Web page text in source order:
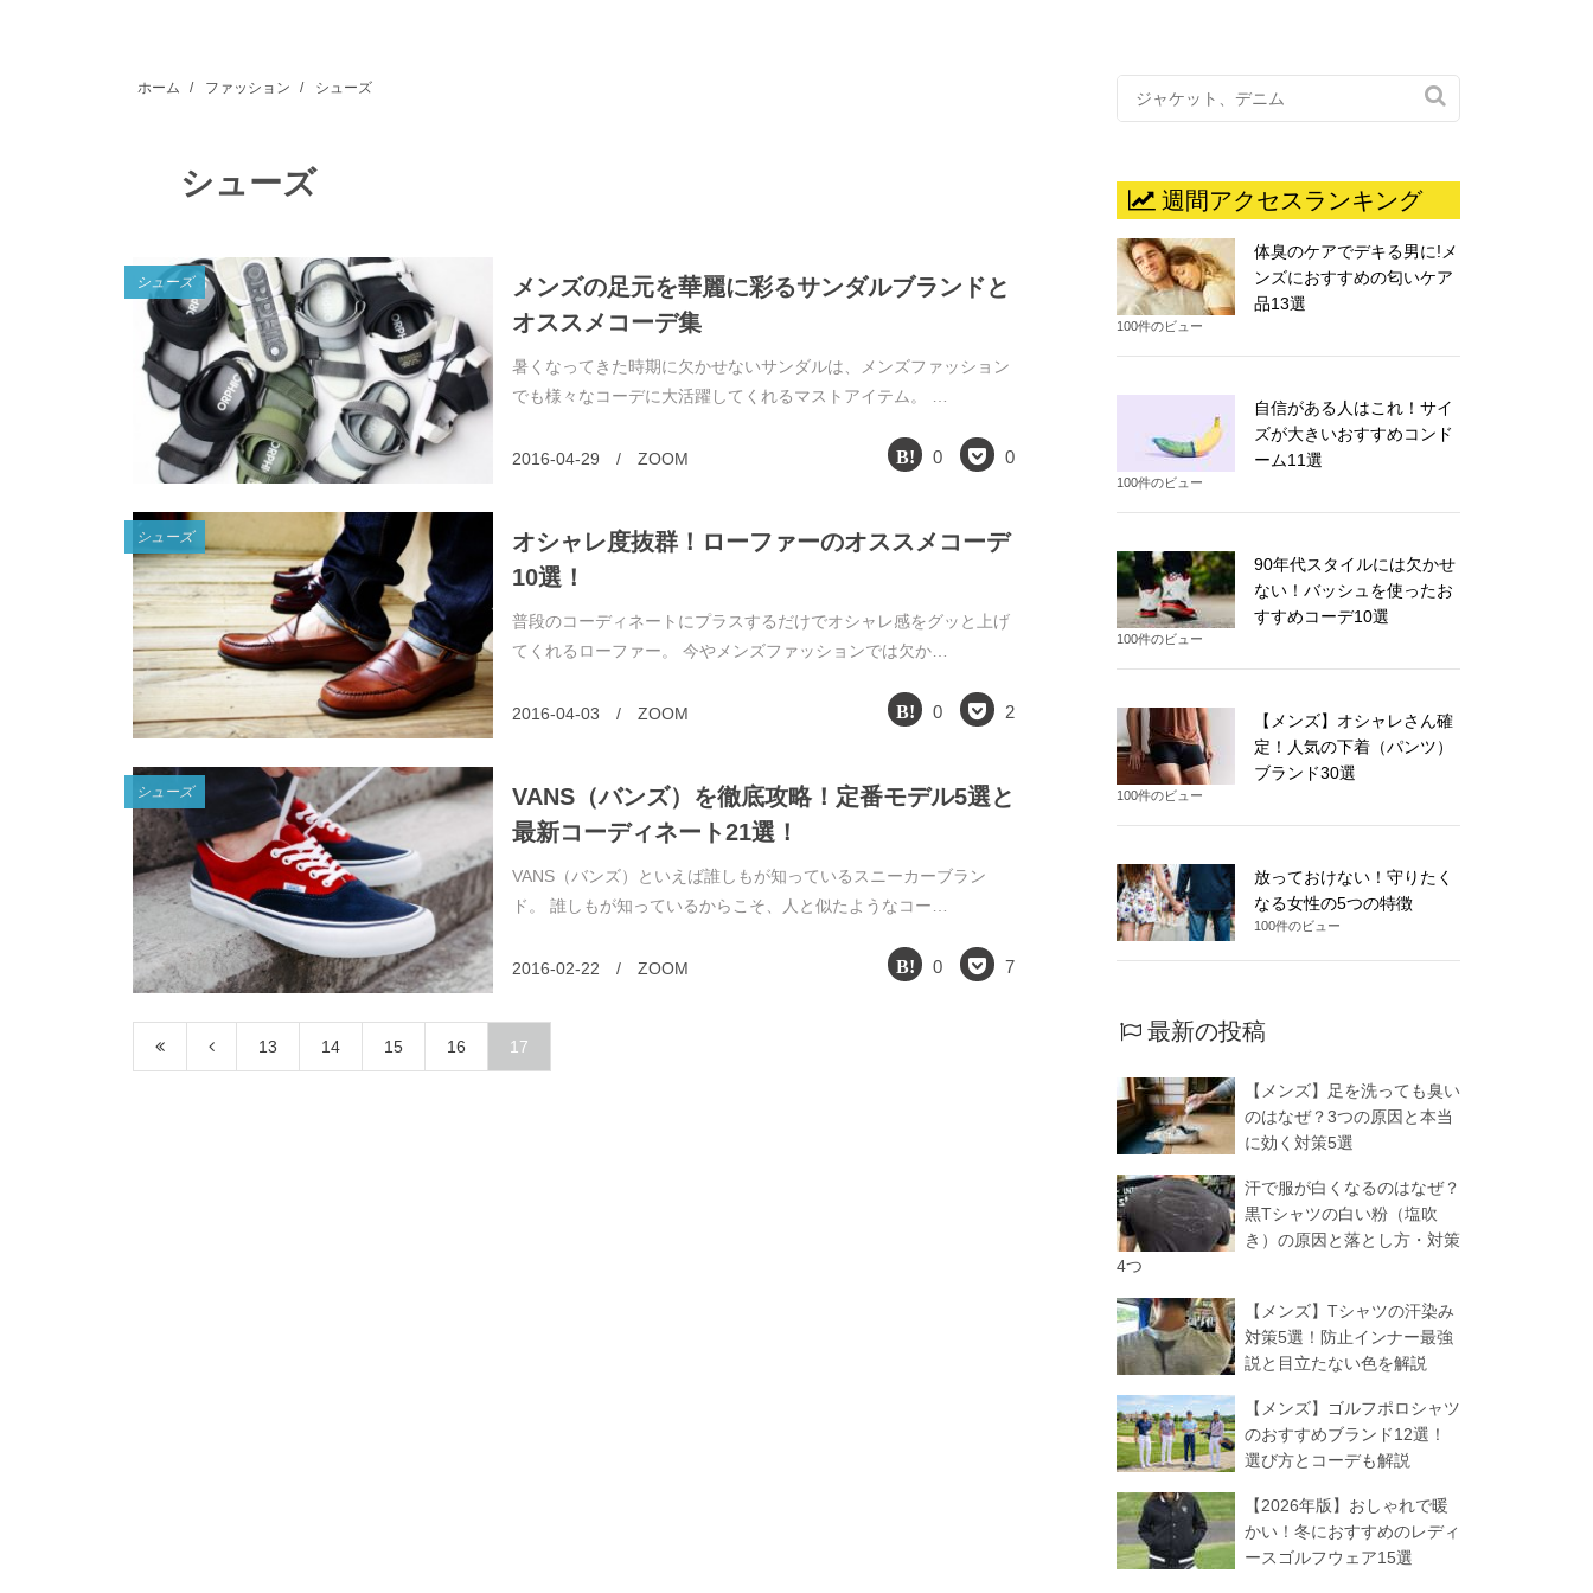
ホーム / ファッション / シューズ
シューズ
シューズ
メンズの足元を華麗に彩るサンダルブランドと
オススメコーデ集
暑くなってきた時期に欠かせないサンダルは、メンズファッション
でも様々なコーデに大活躍してくれるマストアイテム。 …
2016-04-29 / ZOOM 0 0
シューズ
オシャレ度抜群！ローファーのオススメコーデ
10選！
普段のコーディネートにプラスするだけでオシャレ感をグッと上げ
てくれるローファー。 今やメンズファッションでは欠か…
2016-04-03 / ZOOM 0 2
シューズ
VANS（バンズ）を徹底攻略！定番モデル5選と
最新コーディネート21選！
VANS（バンズ）といえば誰しもが知っているスニーカーブラン
ド。 誰しもが知っているからこそ、人と似たようなコー…
2016-02-22 / ZOOM 0 7
13 14 15 16 17

週間アクセスランキング
体臭のケアでデキる男に!メ
ンズにおすすめの匂いケア
品13選
100件のビュー
自信がある人はこれ！サイ
ズが大きいおすすめコンド
ーム11選
100件のビュー
90年代スタイルには欠かせ
ない！バッシュを使ったお
すすめコーデ10選
100件のビュー
【メンズ】オシャレさん確
定！人気の下着（パンツ）
ブランド30選
100件のビュー
放っておけない！守りたく
なる女性の5つの特徴
100件のビュー
最新の投稿
【メンズ】足を洗っても臭い
のはなぜ？3つの原因と本当
に効く対策5選
汗で服が白くなるのはなぜ？
黒Tシャツの白い粉（塩吹
き）の原因と落とし方・対策
4つ
【メンズ】Tシャツの汗染み
対策5選！防止インナー最強
説と目立たない色を解説
【メンズ】ゴルフポロシャツ
のおすすめブランド12選！
選び方とコーデも解説
【2026年版】おしゃれで暖
かい！冬におすすめのレディ
ースゴルフウェア15選